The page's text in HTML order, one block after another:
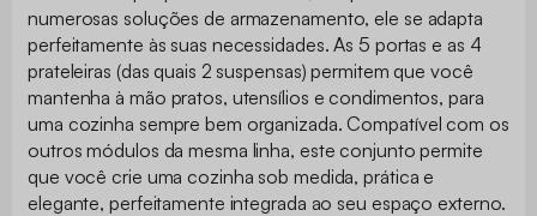
numerosas soluções de armazenamento, ele se adapta
perfeitamente às suas necessidades. As 5 portas e as 4
prateleiras (das quais 2 suspensas) permitem que você
mantenha à mão pratos, utensílios e condimentos, para
uma cozinha sempre bem organizada. Compatível com os
outros módulos da mesma linha, este conjunto permite
que você crie uma cozinha sob medida, prática e
elegante, perfeitamente integrada ao seu espaço externo.